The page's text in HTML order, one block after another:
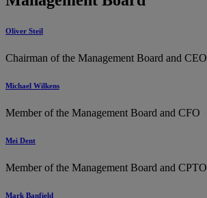
Oliver Steil
Chairman of the Management Board and CEO
Michael Wilkens
Member of the Management Board and CFO
Mei Dent
Member of the Management Board and CPTO
Mark Banfield